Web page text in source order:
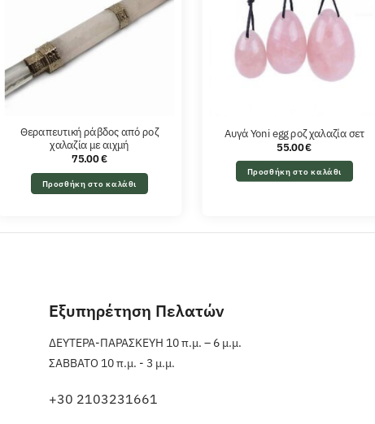
Θεραπευτική ράβδος από ροζ
χαλαζία με αιχμή
75.00€
Προσθήκη στο καλάθι
Αυγά Yoni egg ροζ χαλαζία σετ
55.00€
Προσθήκη στο καλάθι
Εξυπηρέτηση Πελατών
ΔΕΥΤΕΡΑ-ΠΑΡΑΣΚΕΥΗ 10 π.μ. – 6 μ.μ.
ΣΑΒΒΑΤΟ 10 π.μ. - 3 μ.μ.
+30 2103231661